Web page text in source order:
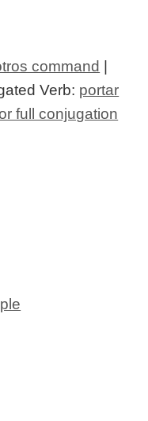
command |
Verb: portar
full conjugation